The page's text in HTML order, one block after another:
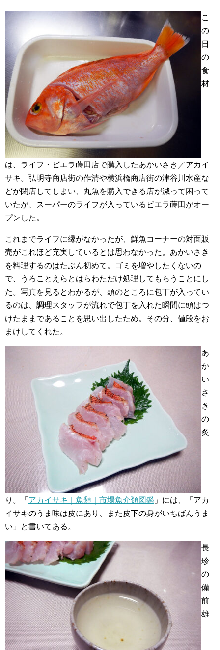
こ
の
日
の
食
材
は、ライフ・ビエラ蒔田店で購入したあかいさき／アカイ
サキ。弘明寺商店街の作清や横浜橋商店街の津谷川水産な
どが閉店してしまい、丸魚を購入できる店が減って困って
いたが、スーパーのライフが入っているビエラ蒔田がオー
プンした。
これまでライフに縁がなかったが、鮮魚コーナーの対面販
売がこれほど充実しているとは思わなかった。あかいさき
を料理するのはたぶん初めて。ゴミを増やしたくないの
で、うろことえらとはらわただけ処理してもらうことにし
た。写真を見るとわかるが、頭のところに包丁が入ってい
るのは、調理スタッフが流れで包丁を入れた瞬間に頭はつ
けたままであることを思い出したため。その分、値段をお
まけしてくれた。
あ
か
い
さ
き
の
炙
り。「 アカイサキ｜魚類｜市場魚介類図鑑 」には、「アカ
イサキのうま味は皮にあり、また皮下の身がいちばんうま
い」と書いてある。
長
珍
の
備
前
雄